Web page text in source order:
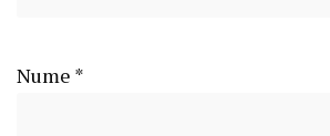
Nume *